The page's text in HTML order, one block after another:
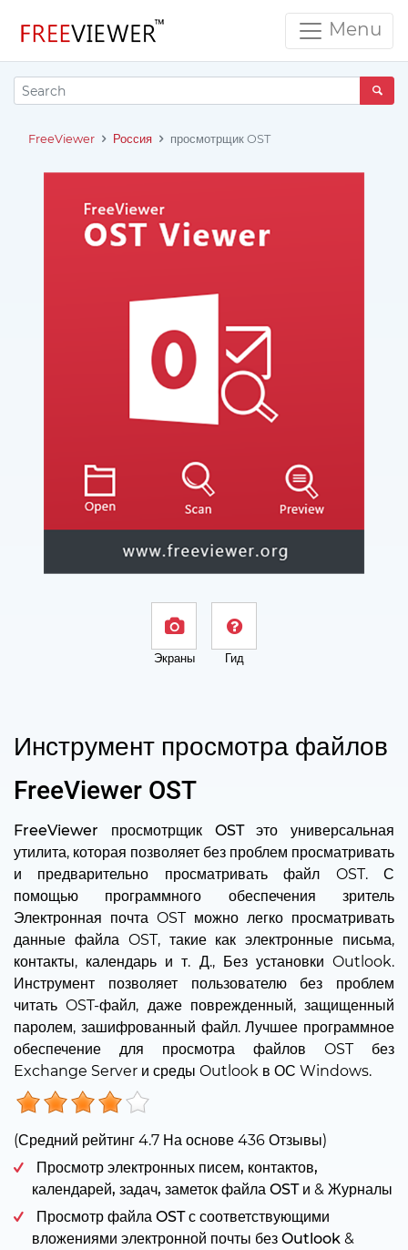
Menu
FreeViewer Россия просмотрщик OST
Экраны Гид
Инструмент просмотра файлов
FreeViewer OST
FreeViewer просмотрщик OSTэто универсальная
утилита, которая позволяет без проблем просматривать
и предварительно просматривать файл OST. С
помощью программного обеспечения зритель
Электронная почта OST можно легко просматривать
данные файла OST, такие как электронные письма,
контакты, календарь и т. Д., Без установки Outlook.
Инструмент позволяет пользователю без проблем
читать OST-файл, даже поврежденный, защищенный
паролем, зашифрованный файл. Лучшее программное
обеспечение для просмотра файлов OST без
Exchange Server и среды Outlook в ОС Windows.
(Средний рейтинг 4.7 На основе 436 Отзывы)
Просмотр электронных писем, контактов,
календарей, задач, заметок файла OSTи & Журналы
Просмотр файла OSTс соответствующими
вложениями электронной почты без Outlook &